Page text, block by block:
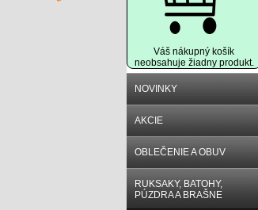
Váš nákupný košík
neobsahuje žiadny produkt.
NOVINKY
AKCIE
OBLEČENIE A OBUV
RUKSAKY, BATOHY,
PÚZDRA A BRAŠNE